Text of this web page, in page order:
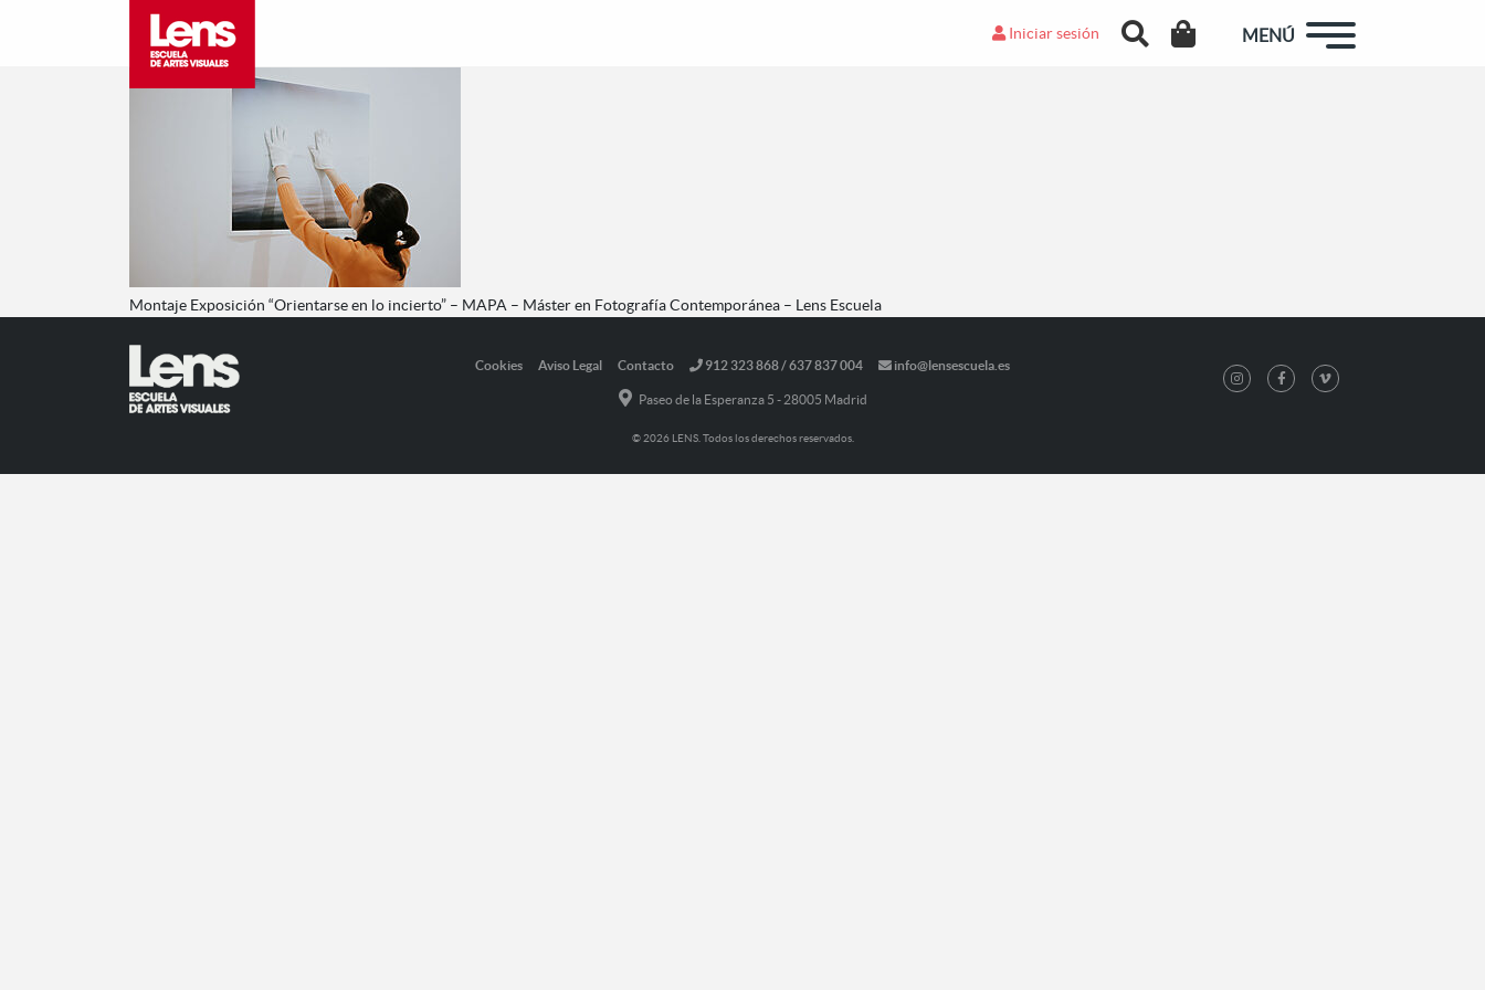
Iniciar sesión MENÚ
Montaje Exposición “Orientarse en lo incierto” – MAPA – Máster en Fotografía Contemporánea – Lens Escuela
Cookies Aviso Legal Contacto 912 323 868 / 637 837 004 info@lensescuela.es
Paseo de la Esperanza 5 - 28005 Madrid
© 2026 LENS. Todos los derechos reservados.